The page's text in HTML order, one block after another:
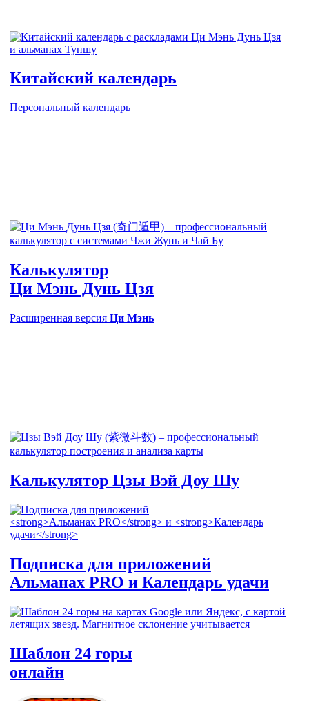
Китайский календарь
Персональный календарь
Калькулятор
Ци Мэнь Дунь Цзя
Расширенная версия Ци Мэнь
Калькулятор Цзы Вэй Доу Шу
Подписка для приложений
Альманах PRO и Календарь удачи
Шаблон 24 горы
онлайн